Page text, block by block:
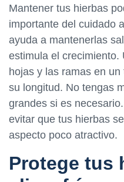
Mantener tus hierbas
importante del cuidado
ayuda a mantenerlas
estimula el crecimiento.
hojas y las ramas en
su longitud. No tengas
grandes si es
evitar que tus hierbas
aspecto poco atractivo.
Protege tus